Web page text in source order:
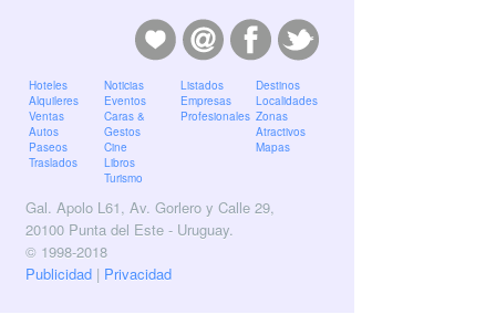
Hoteles
Alquileres
Ventas
Autos
Paseos
Traslados
Noticias
Eventos
Caras &
Gestos
Cine
Libros
Turismo
Listados
Empresas
Profesionales
Destinos
Localidades
Zonas
Atractivos
Mapas
Gal. Apolo L61, Av. Gorlero y Calle 29,
20100 Punta del Este - Uruguay.
© 1998-2018
Publicidad| Privacidad